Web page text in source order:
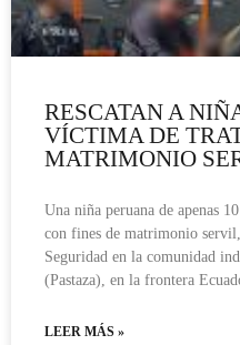
RESCATAN A
VÍCTIMA DE
MATRIMONIO
Una niña peruana de apenas
con fines de matrimonio
Seguridad en la comunidad
(Pastaza), en la frontera
LEER MÁS »